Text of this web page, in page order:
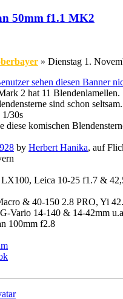
50mm f1.1 MK2
» Dienstag 1.
sehen diesen Banner
2 hat 11 Blendenlamellen.
sind schon
30s
diese komischen
by Herbert Hanika, auf
Leica 10-25 f1.7 &
& 40-150 2.8 PRO, Yi
Vario 14-140 & 14-42mm
100mm f2.8